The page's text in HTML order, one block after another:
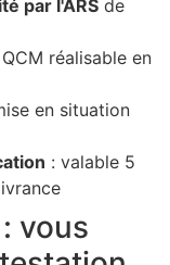
par l'ARS de
réalisable en
en situation
: valable 5
vous